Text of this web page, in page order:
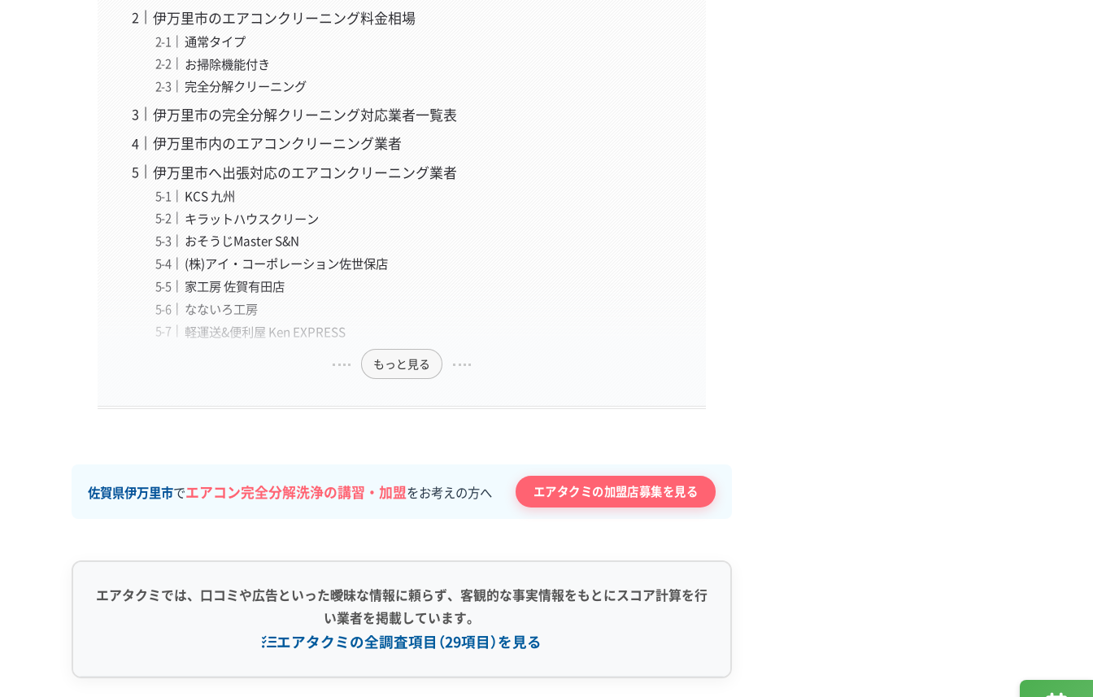
伊万里市のエアコンクリーニング料金相場
通常タイプ
お掃除機能付き
完全分解クリーニング
伊万里市の完全分解クリーニング対応業者一覧表
伊万里市内のエアコンクリーニング業者
伊万里市へ出張対応のエアコンクリーニング業者
KCS 九州
キラットハウスクリーン
おそうじMaster S&N
(株)アイ・コーポレーション佐世保店
家工房 佐賀有田店
なないろ工房
軽運送&便利屋 Ken EXPRESS
もっと見る
佐賀県伊万里市でエアコン完全分解洗浄の講習・加盟をお考えの方へ エアタクミの加盟店募集を見る
エアタクミでは、口コミや広告といった曖昧な情報に頼らず、客観的な事実情報をもとにスコア計算を行
い業者を掲載しています。
エアタクミの全調査項目（29項目）を見る